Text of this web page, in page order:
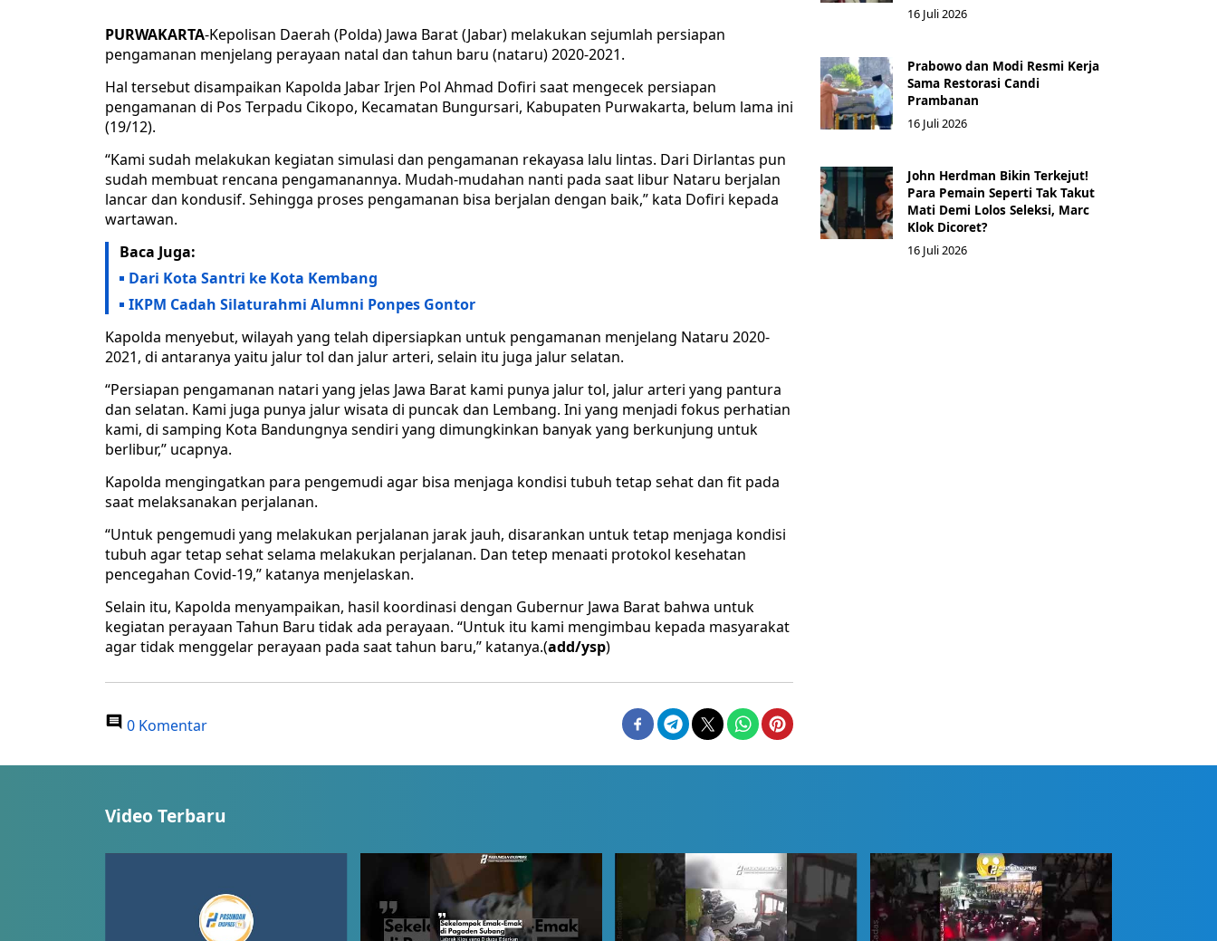
PURWAKARTA-Kepolisan Daerah (Polda) Jawa Barat (Jabar) melakukan sejumlah persiapan
pengamanan menjelang perayaan natal dan tahun baru (nataru) 2020-2021.
Hal tersebut disampaikan Kapolda Jabar Irjen Pol Ahmad Dofiri saat mengecek persiapan
pengamanan di Pos Terpadu Cikopo, Kecamatan Bungursari, Kabupaten Purwakarta, belum lama ini
(19/12).
“Kami sudah melakukan kegiatan simulasi dan pengamanan rekayasa lalu lintas. Dari Dirlantas pun
sudah membuat rencana pengamanannya. Mudah-mudahan nanti pada saat libur Nataru berjalan
lancar dan kondusif. Sehingga proses pengamanan bisa berjalan dengan baik,” kata Dofiri kepada
wartawan.
Baca Juga:
Dari Kota Santri ke Kota Kembang
IKPM Cadah Silaturahmi Alumni Ponpes Gontor
Kapolda menyebut, wilayah yang telah dipersiapkan untuk pengamanan menjelang Nataru 2020-
2021, di antaranya yaitu jalur tol dan jalur arteri, selain itu juga jalur selatan.
“Persiapan pengamanan natari yang jelas Jawa Barat kami punya jalur tol, jalur arteri yang pantura
dan selatan. Kami juga punya jalur wisata di puncak dan Lembang. Ini yang menjadi fokus perhatian
kami, di samping Kota Bandungnya sendiri yang dimungkinkan banyak yang berkunjung untuk
berlibur,” ucapnya.
Kapolda mengingatkan para pengemudi agar bisa menjaga kondisi tubuh tetap sehat dan fit pada
saat melaksanakan perjalanan.
“Untuk pengemudi yang melakukan perjalanan jarak jauh, disarankan untuk tetap menjaga kondisi
tubuh agar tetap sehat selama melakukan perjalanan. Dan tetep menaati protokol kesehatan
pencegahan Covid-19,” katanya menjelaskan.
Selain itu, Kapolda menyampaikan, hasil koordinasi dengan Gubernur Jawa Barat bahwa untuk
kegiatan perayaan Tahun Baru tidak ada perayaan. “Untuk itu kami mengimbau kepada masyarakat
agar tidak menggelar perayaan pada saat tahun baru,” katanya.(add/ysp)
0 Komentar
16 Juli 2026
Prabowo dan Modi Resmi Kerja
Sama Restorasi Candi
Prambanan
16 Juli 2026
John Herdman Bikin Terkejut!
Para Pemain Seperti Tak Takut
Mati Demi Lolos Seleksi, Marc
Klok Dicoret?
16 Juli 2026
Video Terbaru